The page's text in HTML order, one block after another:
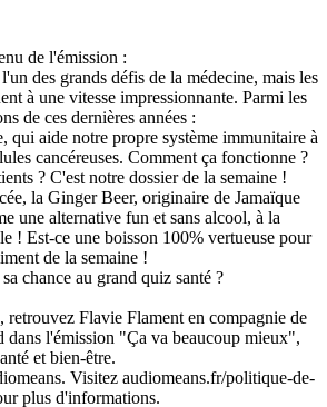
de l'émission :
des grands défis de la médecine, mais les
à une vitesse impressionnante. Parmi les
de ces dernières années :
qui aide notre propre système immunitaire à
cancéreuses. Comment ça fonctionne ?
? C'est notre dossier de la semaine !
la Ginger Beer, originaire de Jamaïque
une alternative fun et sans alcool, à la
! Est-ce une boisson 100% vertueuse pour
de la semaine !
chance au grand quiz santé ?
retrouvez Flavie Flament en compagnie de
dans l'émission "Ça va beaucoup mieux",
et bien-être.
Visitez audiomeans.fr/politique-de-
plus d'informations.